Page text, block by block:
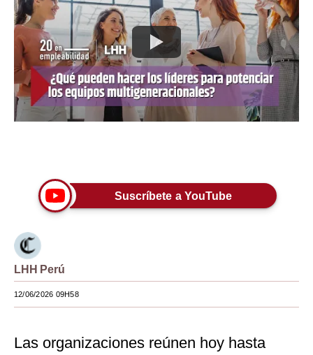
Editorial
Pregunta de hoy
Blogs
Tendencias
Lujo
Moda
Estilos
Mundo
EEUU
México
Internacional
Suscríbete a YouTube
LHH Perú
12/06/2026 09H58
Las organizaciones reúnen hoy hasta